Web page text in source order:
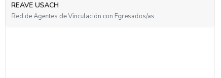
Red de Unidades de Egresados, Graduados y Titulados (REGRAT)
del Consorcio de Universidades del Estado de Chile
REAVE USACH
Red de Agentes de Vinculación con Egresados/as